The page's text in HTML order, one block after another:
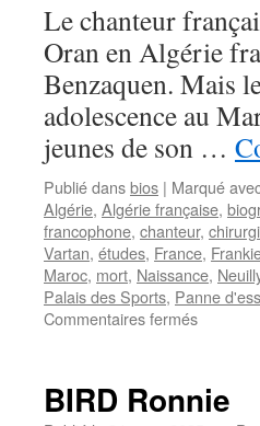
Le chanteur
Oran en Algérie
Benzaquen. Mais
adolescence au
jeunes de son …
Publié dansbios | Marqué
Algérie, Algérie française,
francophone, chanteur,
Vartan, études, France,
Maroc, mort, Naissance,
Palais des Sports, Panne
Commentaires ferméssur
BIRD Ronnie